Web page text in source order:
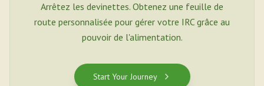
Arrêtez les devinettes. Obtenez une feuille de
route personnalisée pour gérer votre IRC grâce au
pouvoir de l'alimentation.
Start Your Journey